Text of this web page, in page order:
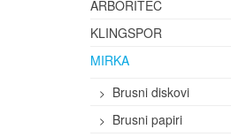
ARBORITEC
KLINGSPOR
MIRKA
Brusni diskovi
Brusni papiri